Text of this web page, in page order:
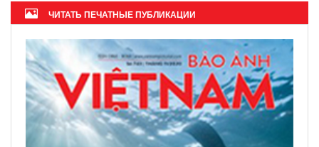
ЧИТАТЬ ПЕЧАТНЫЕ ПУБЛИКАЦИИ